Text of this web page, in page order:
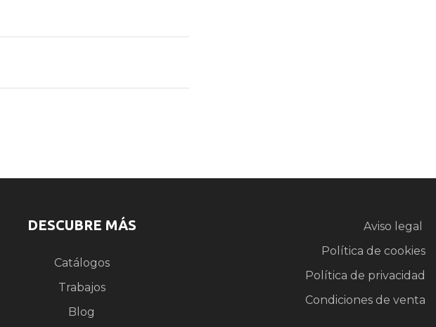
DESCUBRE MÁS
Catálogos
Trabajos
Blog
Aviso legal
Política de cookies
Política de privacidad
Condiciones de venta